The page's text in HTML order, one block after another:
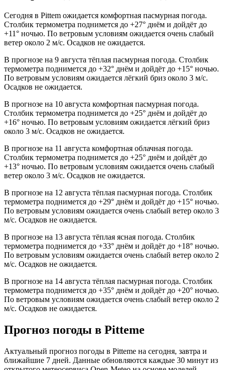
Сегодня в Pittem ожидается комфортная пасмурная погода.
Столбик термометра поднимется до +27° днём и дойдёт до
+11° ночью. По ветровым условиям ожидается очень слабый
ветер около 2 м/с. Осадков не ожидается.
В прогнозе на 9 августа тёплая пасмурная погода. Столбик
термометра поднимется до +32° днём и дойдёт до +15° ночью.
По ветровым условиям ожидается лёгкий бриз около 3 м/с.
Осадков не ожидается.
В прогнозе на 10 августа комфортная пасмурная погода.
Столбик термометра поднимется до +25° днём и дойдёт до
+16° ночью. По ветровым условиям ожидается лёгкий бриз
около 3 м/с. Осадков не ожидается.
В прогнозе на 11 августа комфортная облачная погода.
Столбик термометра поднимется до +25° днём и дойдёт до
+13° ночью. По ветровым условиям ожидается очень слабый
ветер около 3 м/с. Осадков не ожидается.
В прогнозе на 12 августа тёплая пасмурная погода. Столбик
термометра поднимется до +29° днём и дойдёт до +15° ночью.
По ветровым условиям ожидается очень слабый ветер около 3
м/с. Осадков не ожидается.
В прогнозе на 13 августа тёплая ясная погода. Столбик
термометра поднимется до +33° днём и дойдёт до +18° ночью.
По ветровым условиям ожидается очень слабый ветер около 2
м/с. Осадков не ожидается.
В прогнозе на 14 августа тёплая пасмурная погода. Столбик
термометра поднимется до +35° днём и дойдёт до +20° ночью.
По ветровым условиям ожидается очень слабый ветер около 2
м/с. Осадков не ожидается.
Прогноз погоды в Pittemе
Актуальный прогноз погоды в Pittemе на сегодня, завтра и
ближайшие 7 дней. Данные обновляются каждые 30 минут из